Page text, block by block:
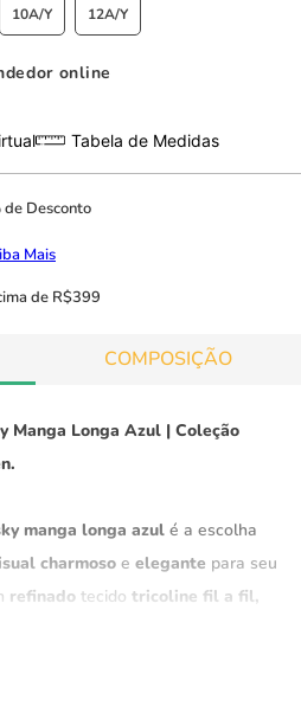
10A/Y 12A/Y
online
Tabela de Medidas
de Desconto
Mais
de R$399
COMPOSIÇÃO
Manga Longa Azul | Coleção
manga longa azul é a escolha
charmoso e elegante para seu
refinado tecido tricoline fil a fil,